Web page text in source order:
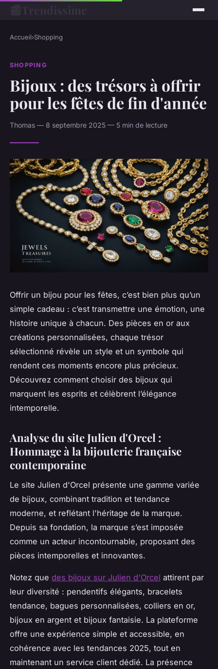
Accueil›Shopping
SHOPPING
Bijoux : des trésors à offrir
pour les fêtes de fin d'année
Thomas — 8 septembre 2025 — 5 min de lecture
Offrir un bijou pour les fêtes, c’est bien plus qu’un
simple cadeau : c’est transmettre une émotion, une
histoire unique à chacun. Des pièces en or aux
créations personnalisées, chaque trésor
sélectionné révèle un style et un symbole qui
rendent ces moments encore plus précieux.
Découvrez comment choisir des bijoux qui
marquent les esprits et célèbrent l’élégance
intemporelle.
Analyse du site Julien d'Orcel :
Hommage à la bijouterie française
contemporaine
Le site Julien d'Orcel présente une gamme variée
de bijoux, combinant tradition et tendance
moderne, et reflétant l'héritage de la marque.
Depuis sa fondation, la marque s’est imposée
comme un acteur incontournable, proposant des
pièces intemporelles et innovantes.
Notez que des bijoux sur Julien d'Orcel attirent par
leur diversité : pendentifs élégants, bracelets
tendance, bagues personnalisées, colliers en or,
bijoux en argent et bijoux fantaisie. La plateforme
offre une expérience simple et accessible, en
cohérence avec les tendances 2025, tout en
maintenant un service client dédié. La présence